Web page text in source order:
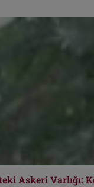
Askeri Varlığı: